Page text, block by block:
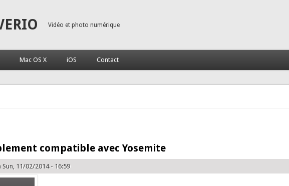
Vidéo et photo numérique
Mac OS X iOS Contact
compatible avec Yosemite
11/02/2014 - 16:59